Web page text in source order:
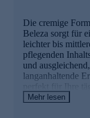
bestellen.
Die cremige
Beleza sorgt für
leichter bis
pflegenden
und
langanhaltende
perfekt für Ihre
Mehr lesen